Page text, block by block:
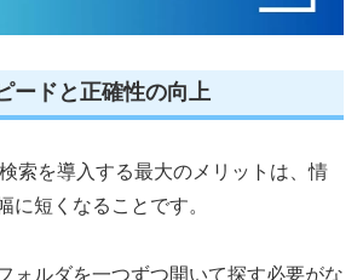
ードと正確性の向上
索を導入する最大のメリットは、情
に短くなることです。
ォルダを一つずつ開いて探す必要がな